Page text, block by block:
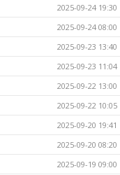
2025-09-24 19:30
2025-09-24 08:00
2025-09-23 13:40
2025-09-23 11:04
2025-09-22 13:00
2025-09-22 10:05
2025-09-20 19:41
2025-09-20 08:20
2025-09-19 09:00